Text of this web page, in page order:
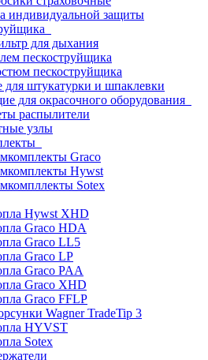
индивидуальной защиты
для дыхания
пескоструйщика
пескоструйщика
для штукатурки и шпаклевки
для окрасочного оборудования
распылители
узлы
Graco
Hywst
Sotex
Hywst XHD
Graco HDA
Graco LL5
Graco LP
Graco PAA
Graco XHD
Graco FFLP
Wagner TradeTip 3
HYVST
Sotex